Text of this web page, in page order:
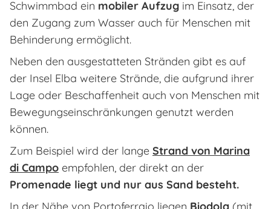
Schwimmbad ein mobiler Aufzug im Einsatz, der
den Zugang zum Wasser auch für Menschen mit
Behinderung ermöglicht.
Neben den ausgestatteten Stränden gibt es auf
der Insel Elba weitere Strände, die aufgrund ihrer
Lage oder Beschaffenheit auch von Menschen mit
Bewegungseinschränkungen genutzt werden
können.
Zum Beispiel wird der lange Strand von Marina
di Campo empfohlen, der direkt an der
Promenade liegt und nur aus Sand besteht.